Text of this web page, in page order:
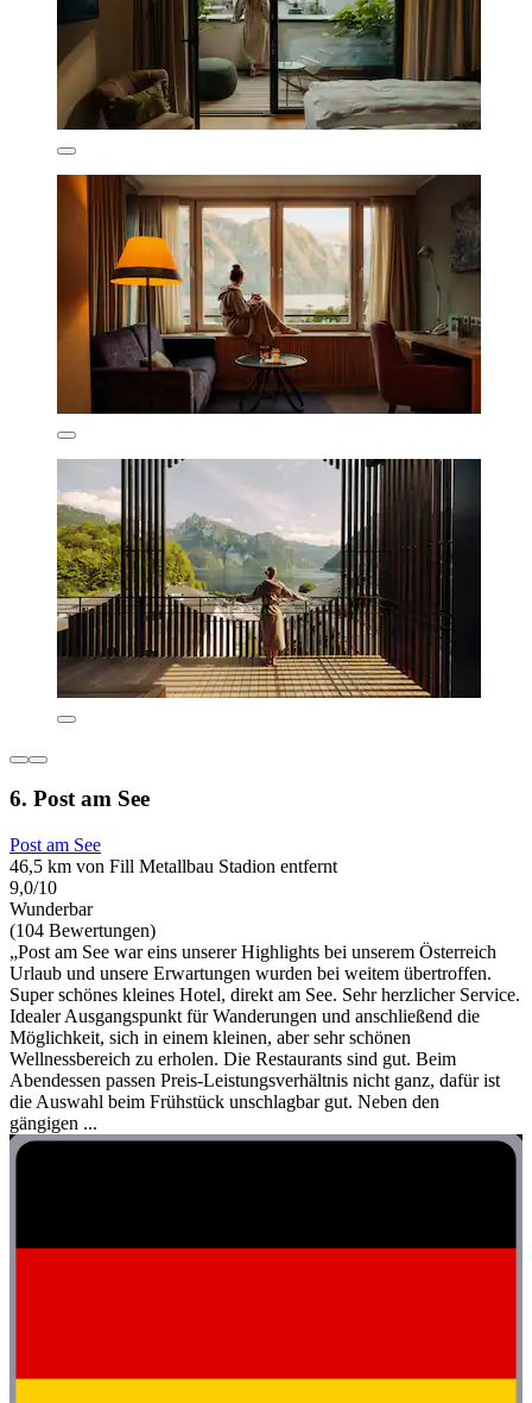
6. Post am See
Post am See
46,5 km von Fill Metallbau Stadion entfernt
9,0/10
Wunderbar
(104 Bewertungen)
„Post am See war eins unserer Highlights bei unserem Österreich
Urlaub und unsere Erwartungen wurden bei weitem übertroffen.
Super schönes kleines Hotel, direkt am See. Sehr herzlicher Service.
Idealer Ausgangspunkt für Wanderungen und anschließend die
Möglichkeit, sich in einem kleinen, aber sehr schönen
Wellnessbereich zu erholen. Die Restaurants sind gut. Beim
Abendessen passen Preis-Leistungsverhältnis nicht ganz, dafür ist
die Auswahl beim Frühstück unschlagbar gut. Neben den
gängigen ...